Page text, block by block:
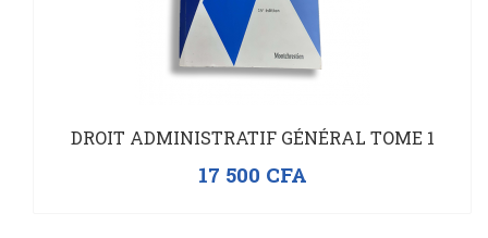
DROIT ADMINISTRATIF GÉNÉRAL TOME 1
17 500 CFA